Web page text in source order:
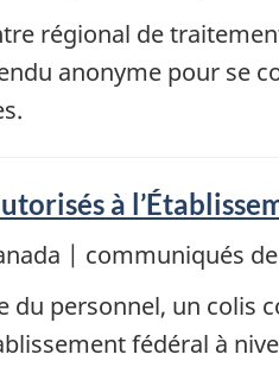
régional de
anonyme pour se
à
| communiqués
du personnel, un
fédéral à